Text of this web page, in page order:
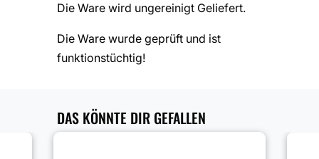
Die Ware wird ungereinigt Geliefert.
Die Ware wurde geprüft und ist
funktionstüchtig!
DAS KÖNNTE DIR GEFALLEN